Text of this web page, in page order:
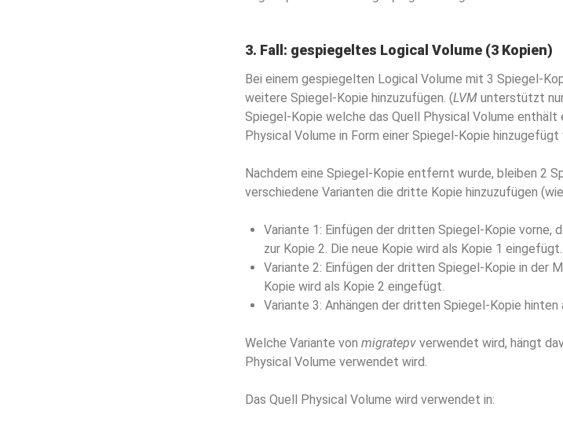
3. Fall: gespiegeltes Logical Volume (3 Kopien)
Bei einem gespiegelten Logical Volume mit 3 Spiegel-
weitere Spiegel-Kopie hinzuzufügen. (LVM unterstützt
Spiegel-Kopie welche das Quell Physical Volume
Physical Volume in Form einer Spiegel-Kopie hinzugefügt
Nachdem eine Spiegel-Kopie entfernt wurde, bleiben 2
verschiedene Varianten die dritte Kopie hinzuzufügen
Variante 1: Einfügen der dritten Spiegel-Kopie vorne,
zur Kopie 2. Die neue Kopie wird als Kopie 1 eingefügt.
Variante 2: Einfügen der dritten Spiegel-Kopie in der
Kopie wird als Kopie 2 eingefügt.
Variante 3: Anhängen der dritten Spiegel-Kopie hinten
Welche Variante von migratepv verwendet wird, hängt
Physical Volume verwendet wird.
Das Quell Physical Volume wird verwendet in: